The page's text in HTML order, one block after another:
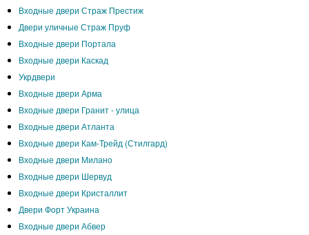
Входные двери Страж Престиж
Двери уличные Страж Пруф
Входные двери Портала
Входные двери Каскад
Укрдвери
Входные двери Арма
Входные двери Гранит - улица
Входные двери Атланта
Входные двери Кам-Трейд (Стилгард)
Входные двери Милано
Входные двери Шервуд
Входные двери Кристаллит
Двери Форт Украина
Входные двери Абвер